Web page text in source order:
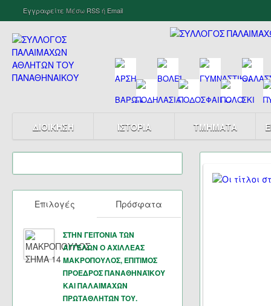
Εγγραφείτε Μέσω RSSή Email
ΔΙΟΙΚΗΣΗ ΙΣΤΟΡΙΑ ΤΜΗΜΑΤΑ
Επιλογές Πρόσφατα
ΣΤΗΝ ΓΕΙΤΟΝΙΑ ΤΩΝ
ΑΓΓΕΛΩΝ Ο ΑΧΙΛΛΕΑΣ
ΜΑΚΡΟΠΟΥΛΟΣ, ΕΠΙΤΙΜΟΣ
ΠΡΟΕΔΡΟΣ ΠΑΝΑΘΗΝΑΪΚΟΥ
ΚΑΙ ΠΑΛΑΙΜΑΧΩΝ
ΠΡΩΤΑΘΛΗΤΏΝ ΤΟΥ.